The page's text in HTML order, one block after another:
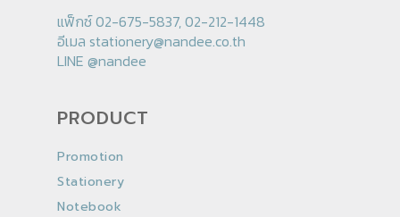
แฟ็กซ์ 02-675-5837, 02-212-1448
อีเมล stationery@nandee.co.th
LINE @nandee
PRODUCT
Promotion
Stationery
Notebook